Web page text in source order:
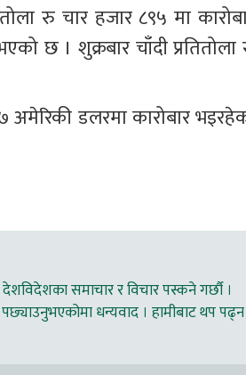
रु चार हजार ८९५ मा
छ । शुक्रबार चाँदी
अमेरिकी डलरमा कारोबार
समाचार र विचार पस्कने गर्छौ ।
धन्यवाद । हामीबाट थप पढ्न